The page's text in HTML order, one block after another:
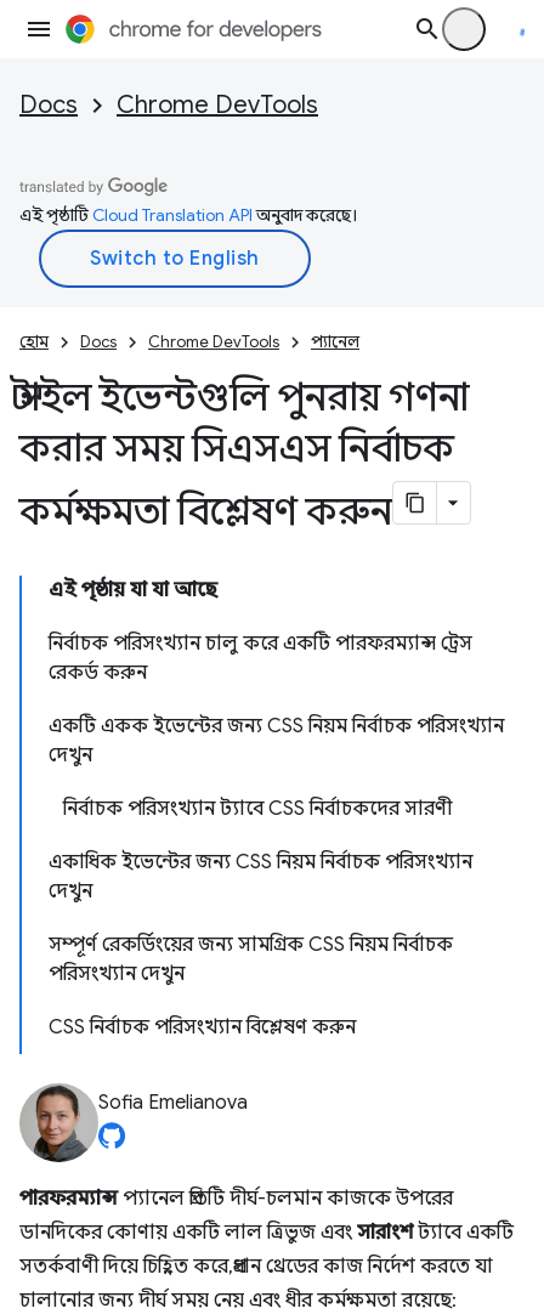
Docs Chrome DevTools
এই পৃষ্ঠাটিCloud Translation APIঅনুবাদ করেছে।
হোম Docs Chrome DevTools প্যানেল
স্টাইল ইভেন্টগুলি পুনরায় গণনা
করার সময় সিএসএস নির্বাচক
কর্মক্ষমতা বিশ্লেষণ করুন
এই পৃষ্ঠায় যা যা আছে
নির্বাচক পরিসংখ্যান চালু করে একটি পারফরম্যান্স ট্রেস
রেকর্ড করুন
একটি একক ইভেন্টের জন্য CSS নিয়ম নির্বাচক পরিসংখ্যান
দেখুন
নির্বাচক পরিসংখ্যান ট্যাবে CSS নির্বাচকদের সারণী
একাধিক ইভেন্টের জন্য CSS নিয়ম নির্বাচক পরিসংখ্যান
দেখুন
সম্পূর্ণ রেকর্ডিংয়ের জন্য সামগ্রিক CSS নিয়ম নির্বাচক
পরিসংখ্যান দেখুন
CSS নির্বাচক পরিসংখ্যান বিশ্লেষণ করুন
Sofia Emelianova
পারফরম্যান্সপ্যানেল প্রতিটি দীর্ঘ-চলমান কাজকে উপরের
ডানদিকের কোণায় একটি লাল ত্রিভুজ এবং সারাংশট্যাবে একটি
সতর্কবাণী দিয়ে চিহ্নিত করে, প্রধান থ্রেডের কাজ নির্দেশ করতে যা
চালানোর জন্য দীর্ঘ সময় নেয় এবং ধীর কর্মক্ষমতা রয়েছে: